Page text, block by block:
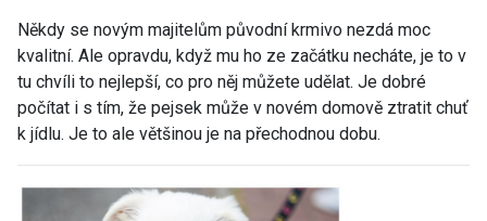
Někdy se novým majitelům původní krmivo nezdá moc
kvalitní. Ale opravdu, když mu ho ze začátku necháte, je to v
tu chvíli to nejlepší, co pro něj můžete udělat. Je dobré
počítat i s tím, že pejsek může v novém domově ztratit chuť
k jídlu. Je to ale většinou je na přechodnou dobu.